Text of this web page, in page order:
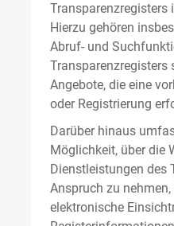
Transparenzregisters
Hierzu gehören
Abruf- und
Transparenzregisters
Angebote, die eine
oder Registrierung
Darüber hinaus
Möglichkeit, über die
Dienstleistungen des
Anspruch zu
elektronische